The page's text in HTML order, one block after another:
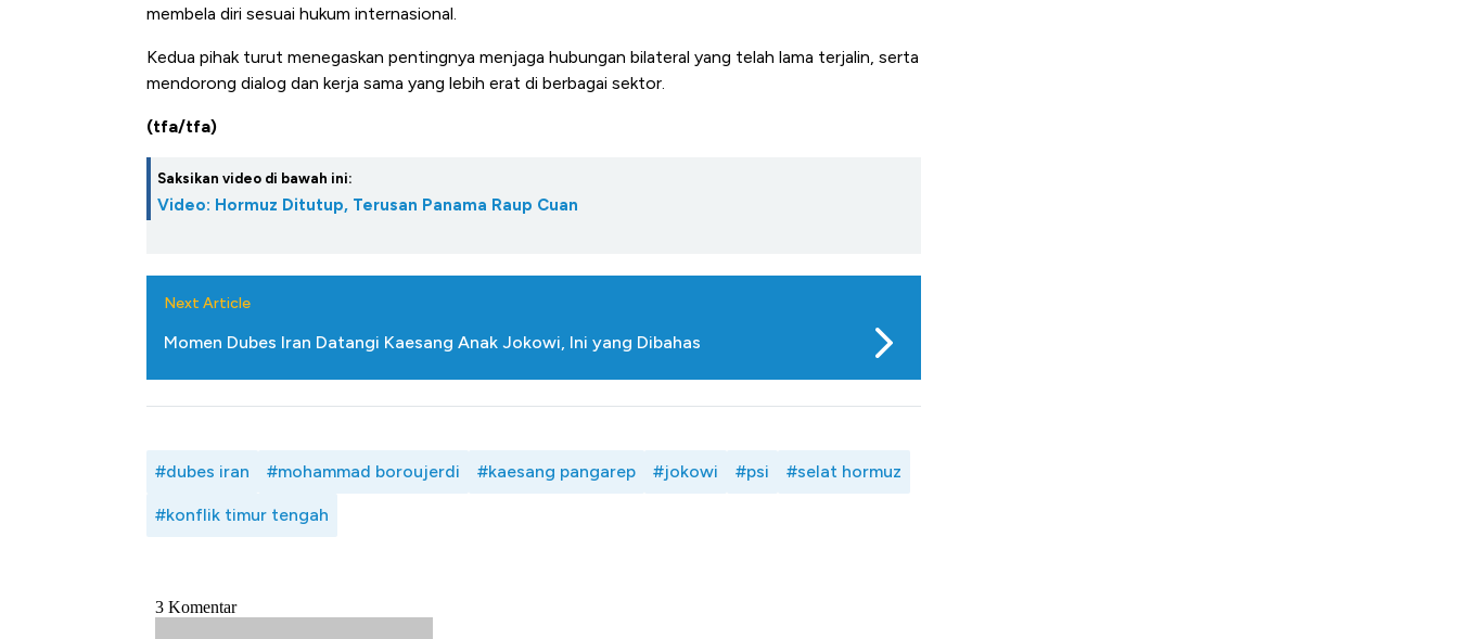
membela diri sesuai hukum internasional.
Kedua pihak turut menegaskan pentingnya menjaga hubungan bilateral yang telah lama terjalin, serta
mendorong dialog dan kerja sama yang lebih erat di berbagai sektor.
(tfa/tfa)
Saksikan video di bawah ini:
Video: Hormuz Ditutup, Terusan Panama Raup Cuan
Next Article
Momen Dubes Iran Datangi Kaesang Anak Jokowi, Ini yang Dibahas
#dubes iran #mohammad boroujerdi #kaesang pangarep #jokowi #psi #selat hormuz
#konflik timur tengah